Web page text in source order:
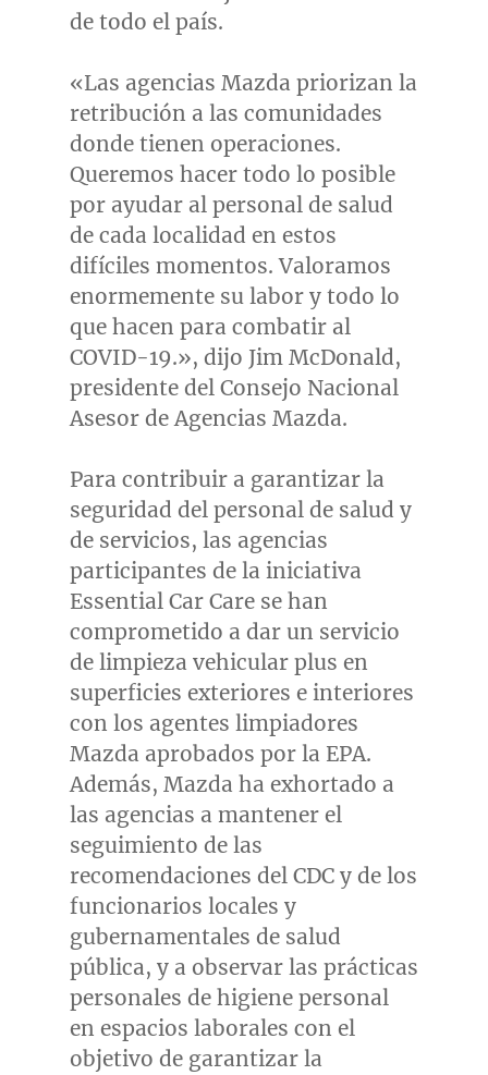
de todo el país.
«Las agencias Mazda priorizan la
retribución a las comunidades
donde tienen operaciones.
Queremos hacer todo lo posible
por ayudar al personal de salud
de cada localidad en estos
difíciles momentos. Valoramos
enormemente su labor y todo lo
que hacen para combatir al
COVID-19.», dijo Jim McDonald,
presidente del Consejo Nacional
Asesor de Agencias Mazda.
Para contribuir a garantizar la
seguridad del personal de salud y
de servicios, las agencias
participantes de la iniciativa
Essential Car Care se han
comprometido a dar un servicio
de limpieza vehicular plus en
superficies exteriores e interiores
con los agentes limpiadores
Mazda aprobados por la EPA.
Además, Mazda ha exhortado a
las agencias a mantener el
seguimiento de las
recomendaciones del CDC y de los
funcionarios locales y
gubernamentales de salud
pública, y a observar las prácticas
personales de higiene personal
en espacios laborales con el
objetivo de garantizar la